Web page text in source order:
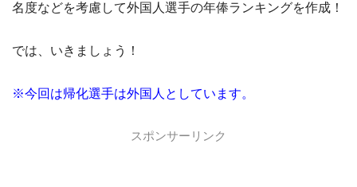
名度などを考慮して外国人選手の年俸ランキングを作成！
では、いきましょう！
※今回は帰化選手は外国人としています。
スポンサーリンク